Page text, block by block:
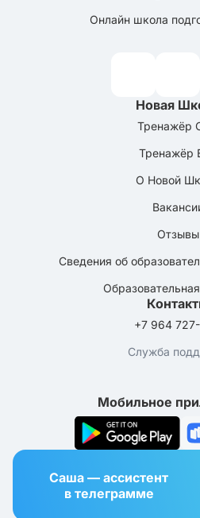
Онлайн школа
Новая
Тренажёр
Тренажёр
О Новой
Отзывы
Сведения об
+7 964
Служба
Мобильное
Саша — ассистент
в телеграмме